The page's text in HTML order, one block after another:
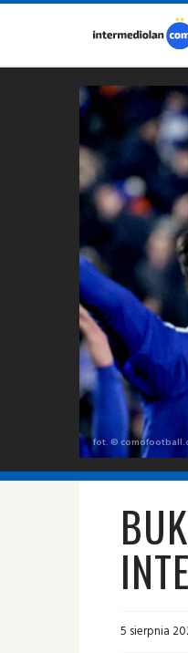
fot. ©
5 sierpnia